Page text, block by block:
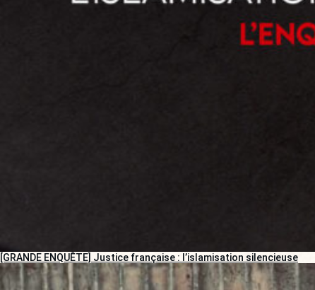
[GRANDE ENQUÊTE] Justice française : l’islamisation silencieuse